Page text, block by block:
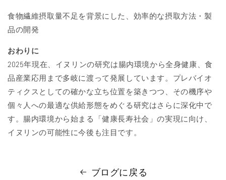
食物繊維摂取量不足を背景にした、効率的な摂取方法・製
品の開発
おわりに
2025年現在、イヌリンの研究は腸内環境から全身健康、食
品産業応用まで多岐に渡って発展しています。プレバイオ
ティクスとしての確かな立ち位置を築きつつ、その機序や
個々人への最適な供給形態をめぐる研究はさらに深化中で
す。腸内環境から始まる「健康長寿社会」の実現に向け、
イヌリンの可能性に今後も注目です。
ブログに戻る